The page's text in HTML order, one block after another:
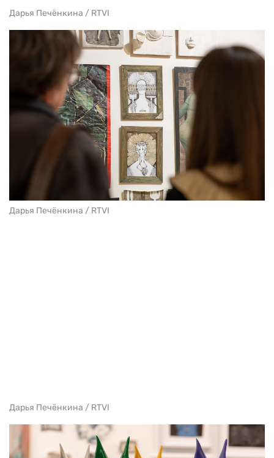
Дарья Печёнкина / RTVI
Дарья Печёнкина / RTVI
Дарья Печёнкина / RTVI